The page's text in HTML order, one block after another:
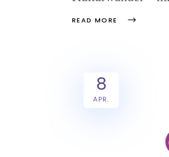
READ MORE
8
APR.